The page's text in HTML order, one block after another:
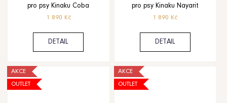
pro psy Kinaku Coba
1 890 Kč
DETAIL
pro psy Kinaku Nayarit
1 890 Kč
DETAIL
AKCE
OUTLET
AKCE
OUTLET